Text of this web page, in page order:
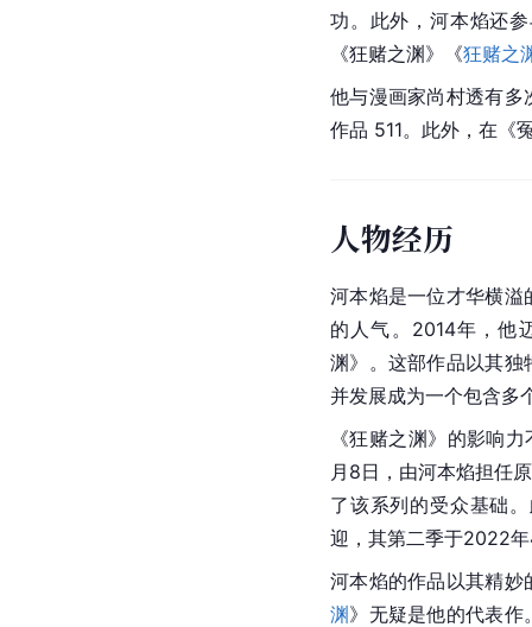
功。此外，河本焰还
《狂赌之渊》《狂赌之
他与漫画家尚村透有
作品 511。此外，在《
人物经历
河本焰是一位才华横溢
的人气。2014年，他
渊》。这部作品以其独
并发展成为一个包含多
《狂赌之渊》的影响
月8日，由河本焰担任
了该系列的受众基础
迎，其第二季于2022
河本焰的作品以其精
渊》无疑是他的代表